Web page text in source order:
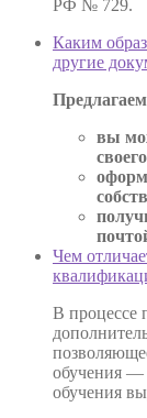
РФ № 729.
Каким
другие
вы
Чем
В процессе
обучения —
обучения